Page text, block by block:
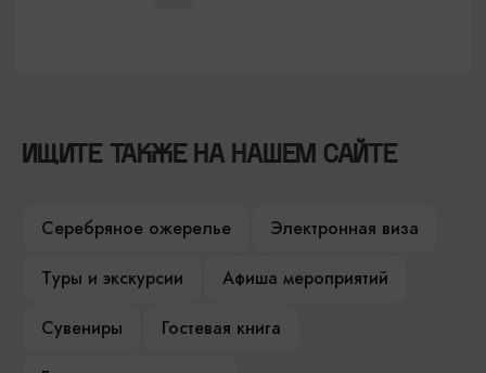
ИЩИТЕ ТАКЖЕ НА НАШЕМ САЙТЕ
Серебряное ожерелье
Электронная виза
Туры и экскурсии
Афиша мероприятий
Сувениры
Гостевая книга